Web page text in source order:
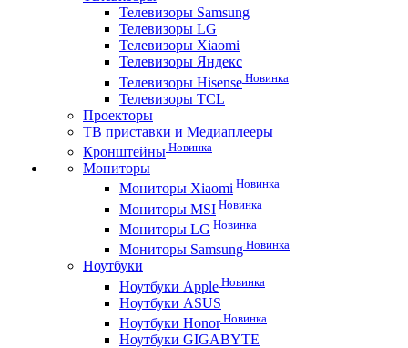
Телевизоры Samsung
Телевизоры LG
Телевизоры Xiaomi
Телевизоры Яндекс
Телевизоры Hisense Новинка
Телевизоры TCL
Проекторы
ТВ приставки и Медиаплееры
Кронштейны Новинка
Мониторы
Мониторы Xiaomi Новинка
Мониторы MSI Новинка
Мониторы LG Новинка
Мониторы Samsung Новинка
Ноутбуки
Ноутбуки Apple Новинка
Ноутбуки ASUS
Ноутбуки HonorНовинка
Ноутбуки GIGABYTE